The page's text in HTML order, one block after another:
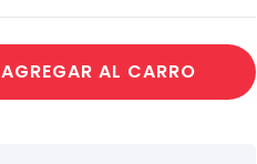
AGREGAR AL CARRO